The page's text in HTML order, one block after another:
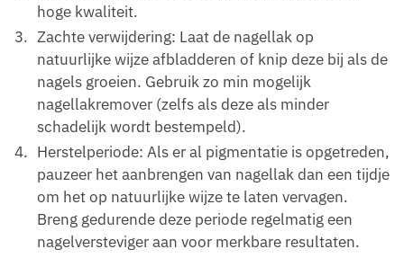
hoge kwaliteit.
Zachte verwijdering: Laat de nagellak op
natuurlijke wijze afbladderen of knip deze bij als de
nagels groeien. Gebruik zo min mogelijk
nagellakremover (zelfs als deze als minder
schadelijk wordt bestempeld).
Herstelperiode: Als er al pigmentatie is opgetreden,
pauzeer het aanbrengen van nagellak dan een tijdje
om het op natuurlijke wijze te laten vervagen.
Breng gedurende deze periode regelmatig een
nagelversteviger aan voor merkbare resultaten.